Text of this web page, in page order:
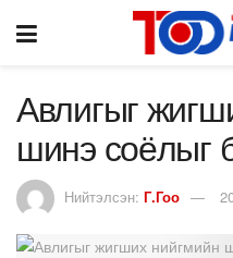
Авлигыг
шинэ соёлыг
Нийтэлсэн: Г.Гоо